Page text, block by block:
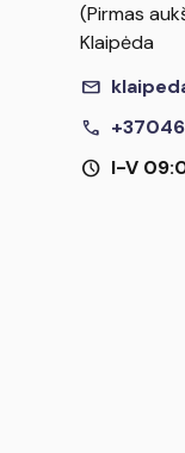
(Pirmas
Klaipėda
mail
call
schedule I-V